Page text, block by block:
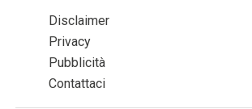
Disclaimer
Privacy
Pubblicità
Contattaci